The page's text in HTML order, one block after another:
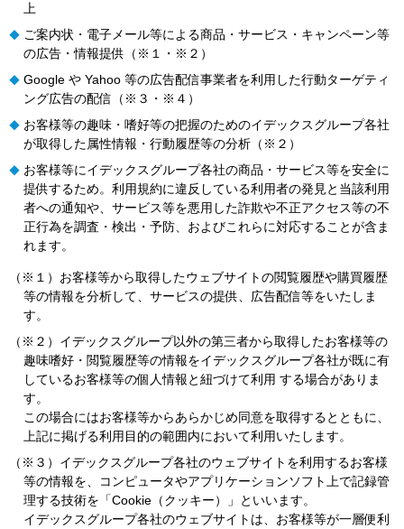
上
◆ ご案内状・電子メール等による商品・サービス・キャンペーン等
の広告・情報提供（※１・※２）
◆ Google や Yahoo 等の広告配信事業者を利用した行動ターゲティ
ング広告の配信（※３・※４）
◆ お客様等の趣味・嗜好等の把握のためのイデックスグループ各社
が取得した属性情報・行動履歴等の分析（※２）
◆ お客様等にイデックスグループ各社の商品・サービス等を安全に
提供するため。利用規約に違反している利用者の発見と当該利用
者への通知や、サービス等を悪用した詐欺や不正アクセス等の不
正行為を調査・検出・予防、およびこれらに対応することが含ま
れます。
（※１）お客様等から取得したウェブサイトの閲覧履歴や購買履歴
等の情報を分析して、サービスの提供、広告配信等をいたしま
す。
（※２）イデックスグループ以外の第三者から取得したお客様等の
趣味嗜好・閲覧履歴等の情報をイデックスグループ各社が既に有
しているお客様等の個人情報と紐づけて利用 する場合がありま
す。
この場合にはお客様等からあらかじめ同意を取得するとともに、
上記に掲げる利用目的の範囲内において利用いたします。
（※３）イデックスグループ各社のウェブサイトを利用するお客様
等の情報を、コンピュータやアプリケーションソフト上で記録管
理する技術を「Cookie（クッキー）」といいます。
イデックスグループ各社のウェブサイトは、お客様等が一層便利